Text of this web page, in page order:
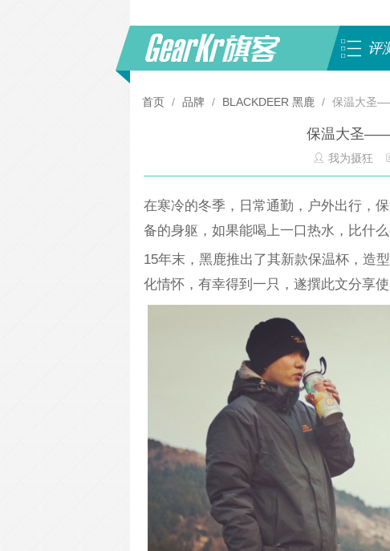
评
首页 / 品牌 / BLACKDEER 黑鹿 / 保温大圣
保温大圣——
我为摄狂
在寒冷的冬季，日常通勤，户外出行，
备的身躯，如果能喝上一口热水，比什么
15年末，黑鹿推出了其新款保温杯，造
化情怀，有幸得到一只，遂撰此文分享使